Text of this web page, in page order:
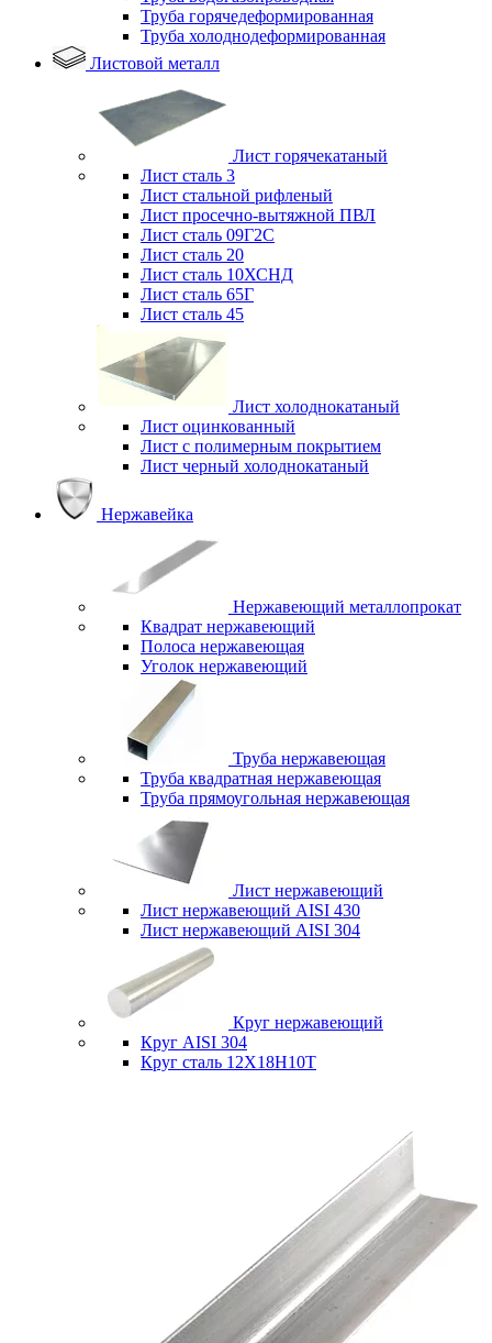
Труба горячедеформированная
Труба холоднодеформированная
Листовой металл
Лист горячекатаный
Лист сталь 3
Лист стальной рифленый
Лист просечно-вытяжной ПВЛ
Лист сталь 09Г2С
Лист сталь 20
Лист сталь 10ХСНД
Лист сталь 65Г
Лист сталь 45
Лист холоднокатаный
Лист оцинкованный
Лист с полимерным покрытием
Лист черный холоднокатаный
Нержавейка
Нержавеющий металлопрокат
Квадрат нержавеющий
Полоса нержавеющая
Уголок нержавеющий
Труба нержавеющая
Труба квадратная нержавеющая
Труба прямоугольная нержавеющая
Лист нержавеющий
Лист нержавеющий AISI 430
Лист нержавеющий AISI 304
Круг нержавеющий
Круг AISI 304
Круг сталь 12Х18Н10Т